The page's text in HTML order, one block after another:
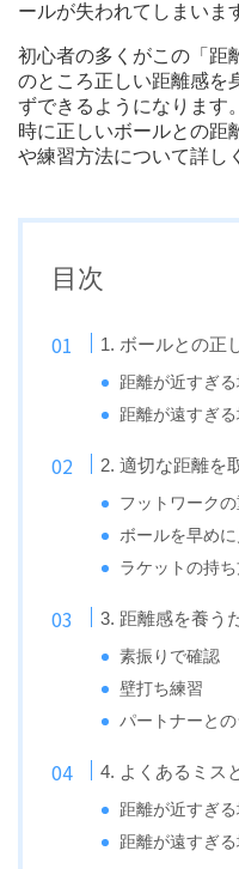
ールが失われてしまいま
初心者の多くがこの「距
のところ正しい距離感を
ずできるようになります
時に正しいボールとの距
や練習方法について詳し
目次
1. ボールとの正
距離が近すぎ
距離が遠すぎ
2. 適切な距離を
フットワーク
ボールを早めに
ラケットの持
3. 距離感を養う
素振りで確認
壁打ち練習
パートナーと
4. よくあるミス
距離が近すぎ
距離が遠すぎ